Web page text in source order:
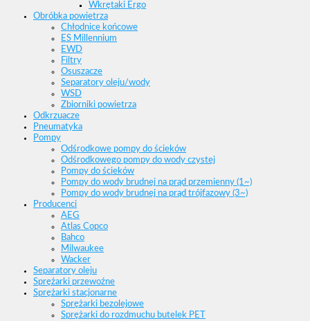
Wkrętaki Ergo
Obróbka powietrza
Chłodnice końcowe
ES Millennium
EWD
Filtry
Osuszacze
Separatory oleju/wody
WSD
Zbiorniki powietrza
Odkrzuacze
Pneumatyka
Pompy
Odśrodkowe pompy do ścieków
Odśrodkowego pompy do wody czystej
Pompy do ścieków
Pompy do wody brudnej na prąd przemienny (1~)
Pompy do wody brudnej na prąd trójfazowy (3~)
Producenci
AEG
Atlas Copco
Bahco
Milwaukee
Wacker
Separatory oleju
Sprężarki przewoźne
Sprężarki stacjonarne
Sprężarki bezolejowe
Sprężarki do rozdmuchu butelek PET